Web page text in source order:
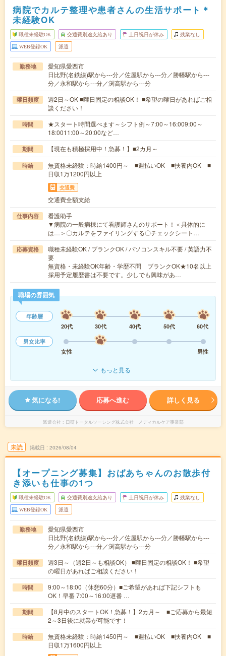
病院でカルテ整理や患者さんの生活サポート＊
未経験OK
職種未経験OK 交通費別途支給あり 土日祝日が休み 残業なし
WEB登録OK 派遣
勤務地
愛知県愛西市
日比野(名鉄線)駅から---分／佐屋駅から---分／勝幡駅から---
分／永和駅から---分／渕高駅から---分
曜日頻度
週2日～OK ■曜日固定の相談OK！ ■希望の曜日があればご相
談ください！
時間
★スタート時間選べます～シフト例～7:00～16:009:00～
18:0011:00～20:00など…
期間 【現在も積極採用中！急募！】■2カ月～
時給
無資格未経験：時給1400円～ ■週払いOK ■扶養内OK ■
日収1万1200円以上
交通費
交通費全額支給
仕事内容
看護助手
▼病院の一般病棟にて看護師さんのサポート！＜具体的に
は…＞〇カルテをファイリングする〇チェックシート…
応募資格
職種未経験OK / ブランクOK / パソコンスキル不要 / 英語力不
要
無資格・未経験OK年齢・学歴不問 ブランクOK★10名以上
採用予定履歴書は不要です。少しでも興味があ…
職場の雰囲気
年齢層
20代
30代 40代 50代
60代
男女比率
女性
男性
もっと見る
気になる! 応募へ進む 詳しく見る
派遣会社 日研トータルソーシング株式会社 メディカルケア事業部
未読 掲載日 2026/08/04
【オープニング募集】おばあちゃんのお散歩付
き添いも仕事の1つ
職種未経験OK 交通費別途支給あり 土日祝日が休み 残業なし
WEB登録OK 派遣
勤務地
愛知県愛西市
日比野(名鉄線)駅から---分／佐屋駅から---分／勝幡駅から---
分／永和駅から---分／渕高駅から---分
曜日頻度
週3日～（週2日～も相談OK） ■曜日固定の相談OK！ ■希望
の曜日があればご相談ください！
時間
9:00～18:00（休憩60分）■ご希望があれば下記シフトも
OK！早番 7:00～16:00遅番 …
期間
【8月中のスタートOK！急募！】2カ月～ ■ご応募から最短
2～3日後に就業が可能です！
時給
無資格未経験：時給1450円～ ■週払いOK ■扶養内OK ■
日収1万1600円以上